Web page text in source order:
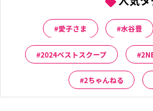
愛子さま 水谷豊
2024ベストスクープ
2ちゃんねる